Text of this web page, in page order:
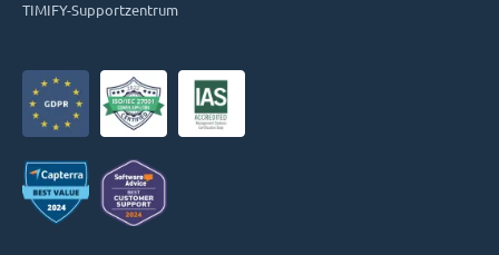
TIMIFY-Supportzentrum